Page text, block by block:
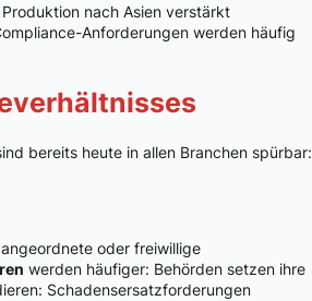
nach Asien verstärkt
Anforderungen werden häufig
bereits heute in allen Branchen spürbar:
oder freiwillige
werden häufiger: Behörden setzen ihre
Schadensersatzforderungen